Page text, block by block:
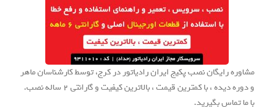
مشاوره رایگان نصب پکیج ایران رادیاتور در کرج، توسط کارشناسان ماهر
و دوره دیده ، با کمترین قیمت ، بالاترین کیفیت و گارانتی 2 ساله نصب.
با ما تماس بگیرید.